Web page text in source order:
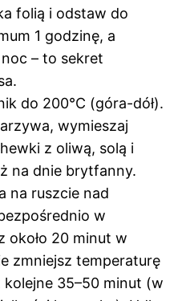
folią i odstaw do
1 godzinę, a
noc – to sekret
do 200°C (góra-dół).
wymieszaj
z oliwą, solą i
na dnie brytfanny.
na ruszcie nad
w
około 20 minut w
zmniejsz temperaturę
kolejne 35–50 minut (w